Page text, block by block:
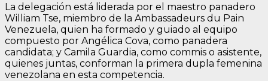
La delegación está liderada por el maestro panadero
William Tse, miembro de la Ambassadeurs du Pain
Venezuela, quien ha formado y guiado al equipo
compuesto por Angélica Cova, como panadera
candidata; y Camila Guardia, como commis o asistente,
quienes juntas, conforman la primera dupla femenina
venezolana en esta competencia.